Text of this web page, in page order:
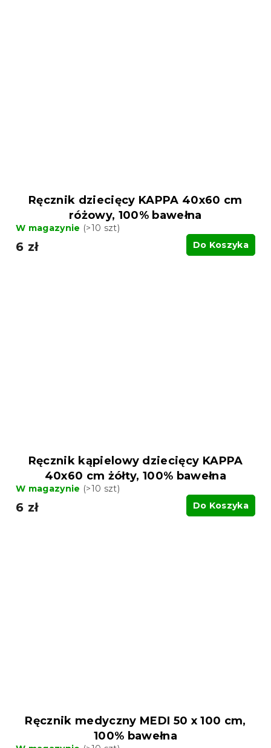
Ręcznik dziecięcy KAPPA 40x60 cm
różowy, 100% bawełna
W magazynie (>10 szt)
6 zł Do Koszyka
Ręcznik kąpielowy dziecięcy KAPPA
40x60 cm żółty, 100% bawełna
W magazynie (>10 szt)
6 zł Do Koszyka
Ręcznik medyczny MEDI 50 x 100 cm,
100% bawełna